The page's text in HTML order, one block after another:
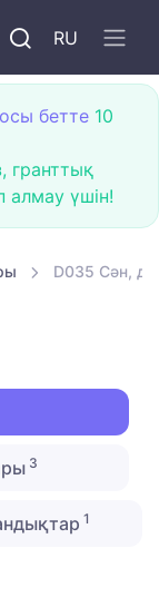
RU
осы бетте 10
гранттық
алмау үшін!
D035 Сән,
3
1